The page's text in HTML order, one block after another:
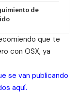
de
que te
con OSX, ya
se van publicando
aquí.